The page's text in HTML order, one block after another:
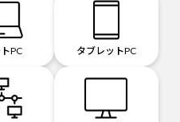
PC タブレットPC